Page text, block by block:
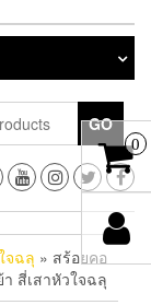
GO
จฉลุ » สร้อยคอ
า สี่เสาหัวใจฉลุ
0